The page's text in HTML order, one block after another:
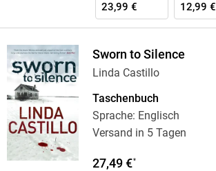
23,99 €
12,99 €
Sworn to Silence
Linda Castillo
Taschenbuch
Sprache: Englisch
Versand in 5 Tagen
27,49 €*